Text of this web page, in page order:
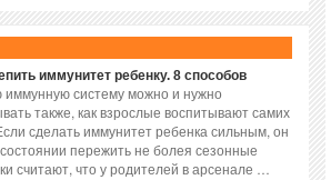
иммунитет ребенку. 8 способов
иммунную систему можно и нужно
также, как взрослые воспитывают самих
сделать иммунитет ребенка сильным, он
пережить не болея сезонные
считают, что у родителей в арсенале …